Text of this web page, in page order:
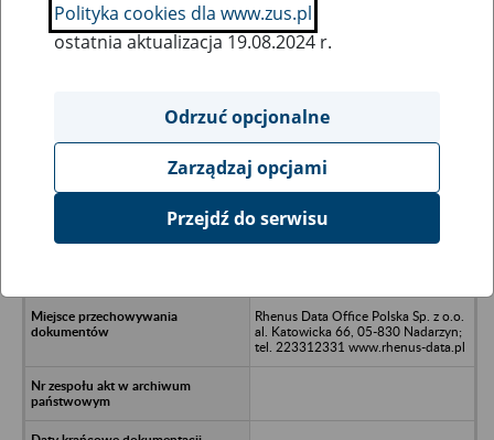
Ukryj wszystkie pozycje bazy
Lewa Pumpen Gesellschaft m.b.H
Rhenus Data Office Polska Sp. z o.o.
al. Katowicka 66, 05-830 Nadarzyn;
tel. 223312331 www.rhenus-data.pl
Polityka cookies dla www.zus.pl
ostatnia aktualizacja 19.08.2024 r.
Odrzuć opcjonalne
Zarządzaj opcjami
Przejdź do serwisu